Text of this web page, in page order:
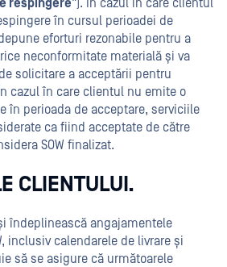
respingere"). În cazul în care clientul
în cursul perioadei de
depune eforturi rezonabile pentru a
neconformitate materială și va
solicitare a acceptării pentru
cazul în care clientul nu emite o
în perioada de acceptare, serviciile
ca fiind acceptate de către
SOW finalizat.
CLIENTULUI.
îndeplinească angajamentele
inclusiv calendarele de livrare și
să se asigure că următoarele